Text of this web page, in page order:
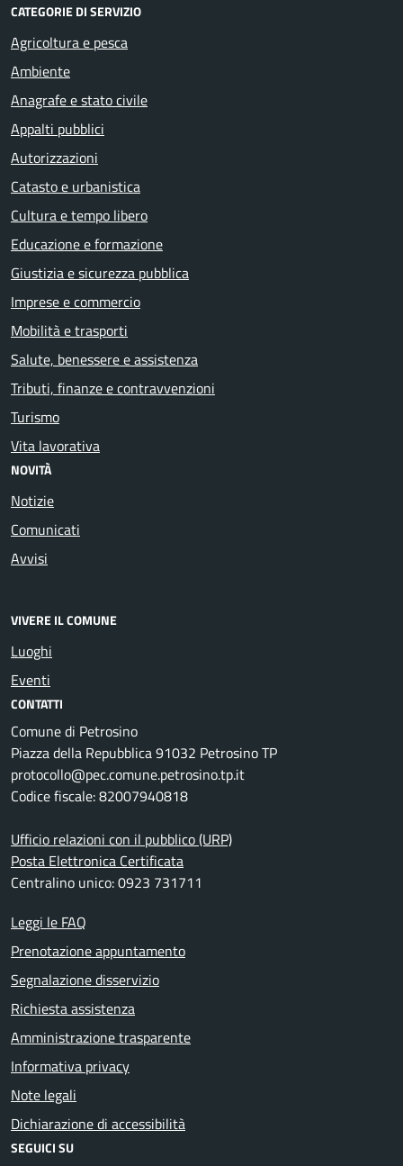
CATEGORIE DI SERVIZIO
Agricoltura e pesca
Ambiente
Anagrafe e stato civile
Appalti pubblici
Autorizzazioni
Catasto e urbanistica
Cultura e tempo libero
Educazione e formazione
Giustizia e sicurezza pubblica
Imprese e commercio
Mobilità e trasporti
Salute, benessere e assistenza
Tributi, finanze e contravvenzioni
Turismo
Vita lavorativa
NOVITÀ
Notizie
Comunicati
Avvisi
VIVERE IL COMUNE
Luoghi
Eventi
CONTATTI
Comune di Petrosino
Piazza della Repubblica 91032 Petrosino TP
protocollo@pec.comune.petrosino.tp.it
Codice fiscale: 82007940818
Ufficio relazioni con il pubblico (URP)
Posta Elettronica Certificata
Centralino unico: 0923 731711
Leggi le FAQ
Prenotazione appuntamento
Segnalazione disservizio
Richiesta assistenza
Amministrazione trasparente
Informativa privacy
Note legali
Dichiarazione di accessibilità
SEGUICI SU